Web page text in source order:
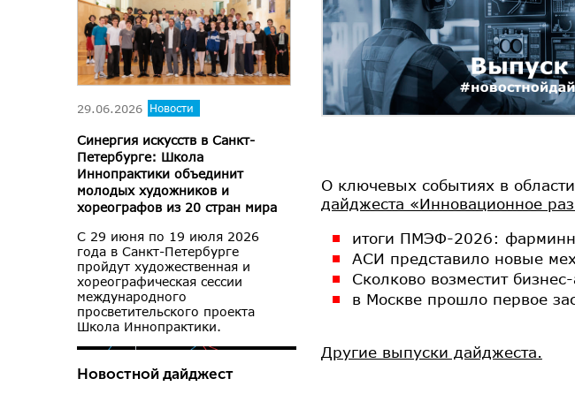
О ключевых событиях в
дайджеста «Инновационное
итоги ПМЭФ-2026:
АСИ представило новые
Сколково возместит
в Москве прошло первое
Другие выпуски дайджеста.
29.06.2026 Новости
Синергия искусств в Санкт-
Петербурге: Школа
Иннопрактики объединит
молодых художников и
хореографов из 20 стран мира
С 29 июня по 19 июля 2026
года в Санкт-Петербурге
пройдут художественная и
хореографическая сессии
международного
просветительского проекта
Школа Иннопрактики.
Новостной дайджест